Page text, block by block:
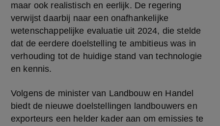
maar ook realistisch en eerlijk. De regering
verwijst daarbij naar een onafhankelijke
wetenschappelijke evaluatie uit 2024, die stelde
dat de eerdere doelstelling te ambitieus was in
verhouding tot de huidige stand van technologie
en kennis.
Volgens de minister van Landbouw en Handel
biedt de nieuwe doelstellingen landbouwers en
exporteurs een helder kader aan om emissies te